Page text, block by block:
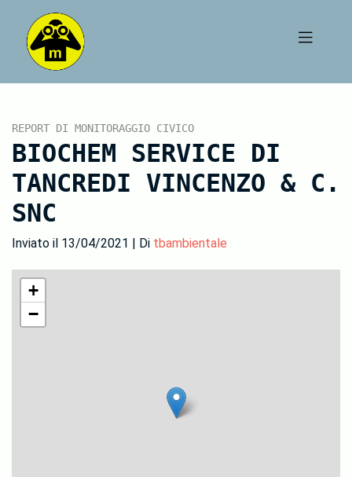
REPORT DI MONITORAGGIO CIVICO
BIOCHEM SERVICE DI
TANCREDI VINCENZO & C.
SNC
Inviato il 13/04/2021 | Di tbambientale
+
−